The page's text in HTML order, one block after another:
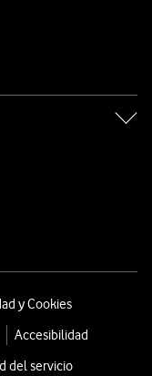
y Cookies
Accesibilidad
del servicio